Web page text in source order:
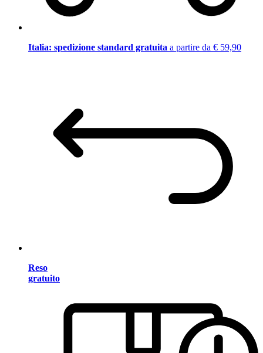
Italia: spedizione standard gratuita a partire da € 59,90
Reso
gratuito